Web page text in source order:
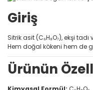
Giriş
Sitrik asit (C₆H₈O₇), ekşi
Hem doğal kökeni hem de
Ürünün